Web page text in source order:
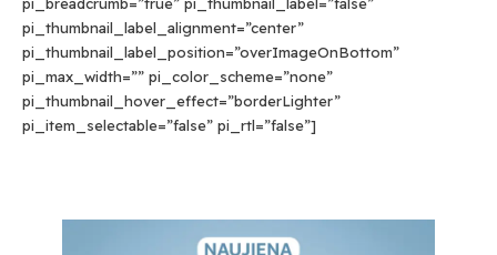
pi_thumbnail_label_alignment=”center”
pi_thumbnail_label_position=”overImageOnBottom”
pi_max_width=”” pi_color_scheme=”none”
pi_thumbnail_hover_effect=”borderLighter”
pi_item_selectable=”false” pi_rtl=”false”]